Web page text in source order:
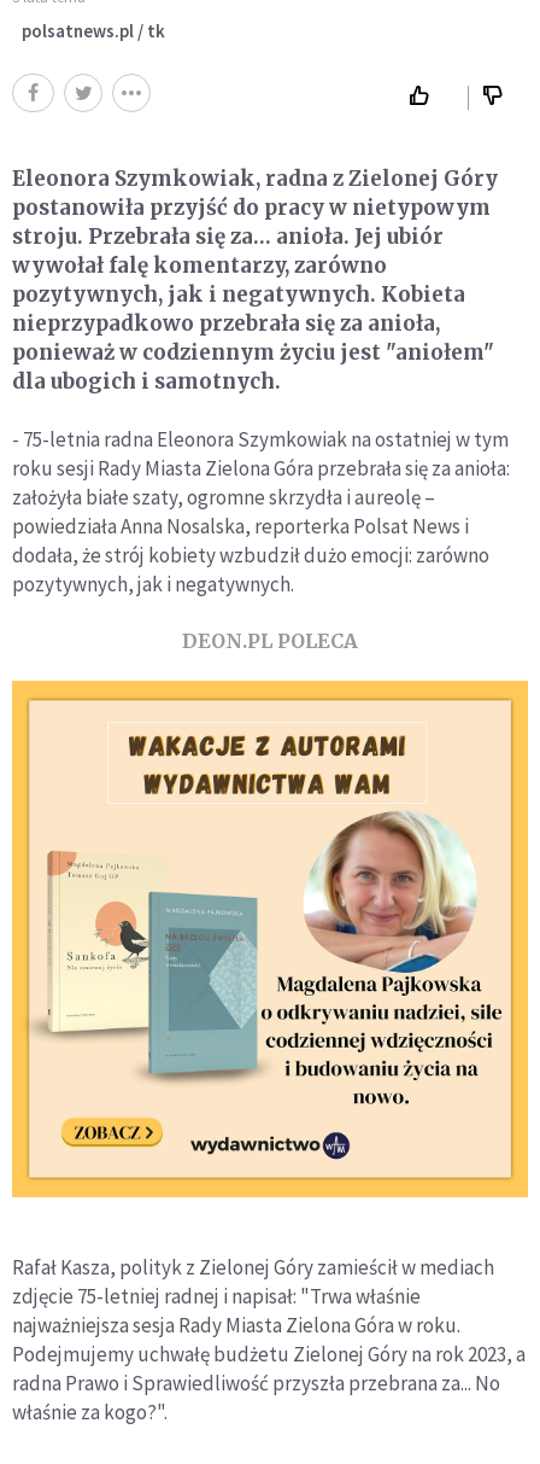
polsatnews.pl / tk
Eleonora Szymkowiak, radna z Zielonej Góry
postanowiła przyjść do pracy w nietypowym
stroju. Przebrała się za… anioła. Jej ubiór
wywołał falę komentarzy, zarówno
pozytywnych, jak i negatywnych. Kobieta
nieprzypadkowo przebrała się za anioła,
ponieważ w codziennym życiu jest "aniołem"
dla ubogich i samotnych.
- 75-letnia radna Eleonora Szymkowiak na ostatniej w tym
roku sesji Rady Miasta Zielona Góra przebrała się za anioła:
założyła białe szaty, ogromne skrzydła i aureolę –
powiedziała Anna Nosalska, reporterka Polsat News i
dodała, że strój kobiety wzbudził dużo emocji: zarówno
pozytywnych, jak i negatywnych.
DEON.PL POLECA
Rafał Kasza, polityk z Zielonej Góry zamieścił w mediach
zdjęcie 75-letniej radnej i napisał: "Trwa właśnie
najważniejsza sesja Rady Miasta Zielona Góra w roku.
Podejmujemy uchwałę budżetu Zielonej Góry na rok 2023, a
radna Prawo i Sprawiedliwość przyszła przebrana za... No
właśnie za kogo?".